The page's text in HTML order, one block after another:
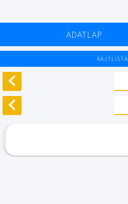
ADATLAP
RAJTLISTA